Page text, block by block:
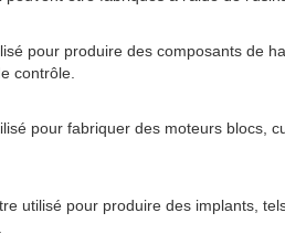
pour produire des composants de
contrôle.
pour fabriquer des moteurs blocs,
utilisé pour produire des implants,